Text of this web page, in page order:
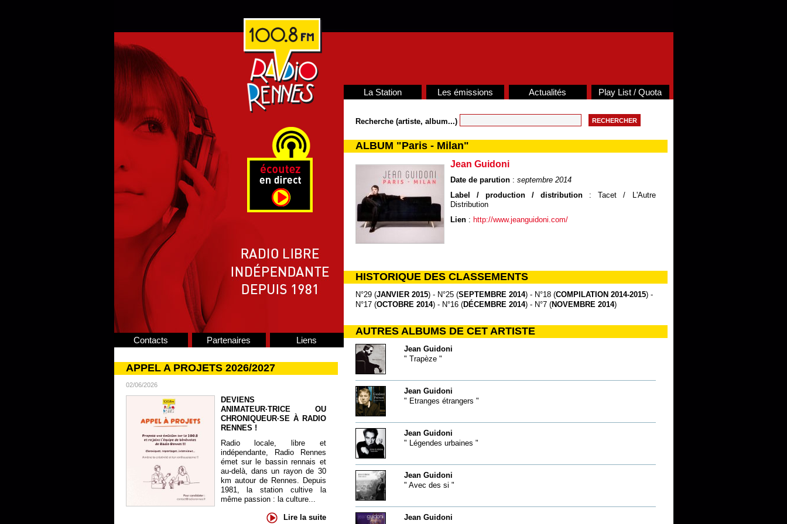
Contacts Partenaires Liens
APPEL A PROJETS 2026/2027
02/06/2026
DEVIENS
ANIMATEUR·TRICE OU
CHRONIQUEUR·SE À RADIO
RENNES !
Radio locale, libre et
indépendante, Radio Rennes
émet sur le bassin rennais et
au-delà, dans un rayon de 30
km autour de Rennes. Depuis
1981, la station cultive la
même passion : la culture...
Lire la suite
La Station Les émissions Actualités Play List / Quota
Recherche (artiste, album...)
ALBUM "Paris - Milan"
Jean Guidoni
Date de parution: septembre 2014
Label / production / distribution : Tacet / L'Autre
Distribution
Lien: http://www.jeanguidoni.com/
HISTORIQUE DES CLASSEMENTS
N°29 (JANVIER 2015) - N°25 (SEPTEMBRE 2014) - N°18 (COMPILATION 2014-2015) -
N°17 (OCTOBRE 2014) - N°16 (DÉCEMBRE 2014) - N°7 (NOVEMBRE 2014)
AUTRES ALBUMS DE CET ARTISTE
Jean Guidoni
" Trapèze "
Jean Guidoni
" Etranges étrangers "
Jean Guidoni
" Légendes urbaines "
Jean Guidoni
" Avec des si "
Jean Guidoni